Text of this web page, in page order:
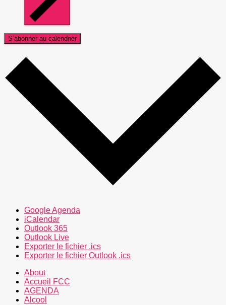
S’abonner au calendrier
Google Agenda
iCalendar
Outlook 365
Outlook Live
Exporter le fichier .ics
Exporter le fichier Outlook .ics
About
Accueil FCC
AGENDA
Alcool